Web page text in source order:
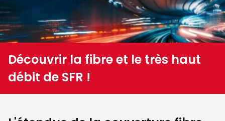
Découvrir la fibre et le très haut
débit de SFR !